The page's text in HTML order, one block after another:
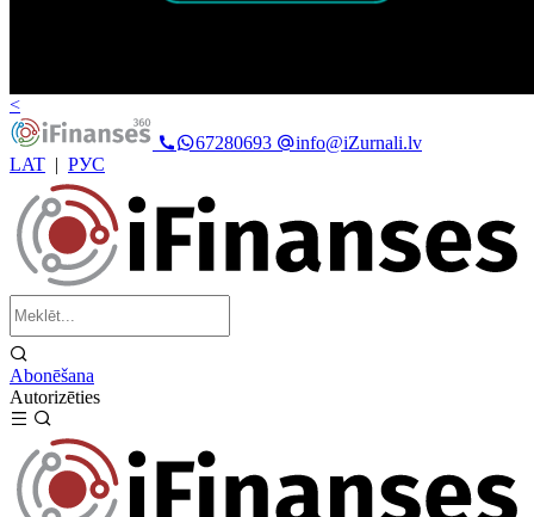
<
67280693
info@iZurnali.lv
LAT | РУС
Abonēšana
Autorizēties